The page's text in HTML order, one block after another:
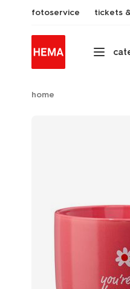
fotoservice tickets
home